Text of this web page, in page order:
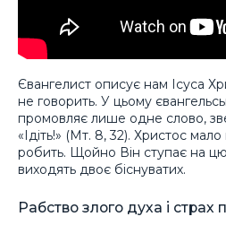
Євангелист описує нам Ісуса
не говорить. У цьому
промовляє лише одне слово,
«Ідіть!» (Мт. 8, 32). Христос
робить. Щойно Він ступає на
виходять двоє біснуватих.
Рабство злого духа і